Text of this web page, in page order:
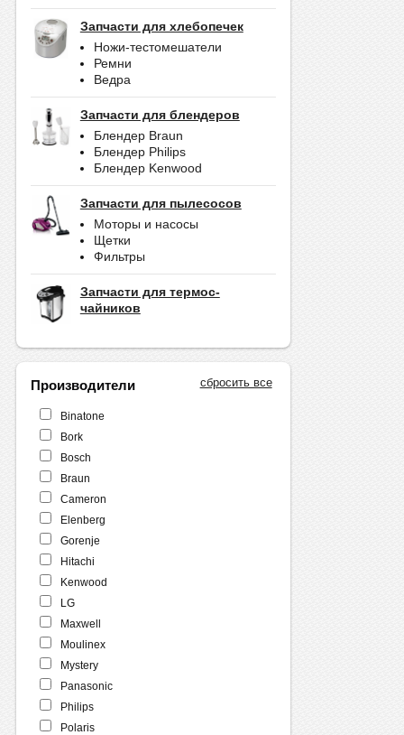
Запчасти для хлебопечек
Ножи-тестомешатели
Ремни
Ведра
Запчасти для блендеров
Блендер Braun
Блендер Philips
Блендер Kenwood
Запчасти для пылесосов
Моторы и насосы
Щетки
Фильтры
Запчасти для термос-
чайников
сбросить все
Производители
Binatone
Bork
Bosch
Braun
Cameron
Elenberg
Gorenje
Hitachi
Kenwood
LG
Maxwell
Moulinex
Mystery
Panasonic
Philips
Polaris